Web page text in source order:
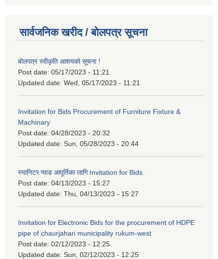
सार्वजनिक खरीद / बोलपत्र सूचना
बोलपत्र स्वीकृति आशयको सूचना !
Post date: 05/17/2023 - 11:21
Updated date: Wed, 05/17/2023 - 11:21
Invitation for Bids Procurement of Furniture Fixture &
Machinary
Post date: 04/28/2023 - 20:32
Updated date: Sun, 05/28/2023 - 20:44
स्यानिटर प्याड आपूर्तिका लागि Invitation for Bids.
Post date: 04/13/2023 - 15:27
Updated date: Thu, 04/13/2023 - 15:27
Invitation for Electronic Bids for the procurement of HDPE
pipe of chaurjahari municipality rukum-west
Post date: 02/12/2023 - 12:25
Updated date: Sun, 02/12/2023 - 12:25